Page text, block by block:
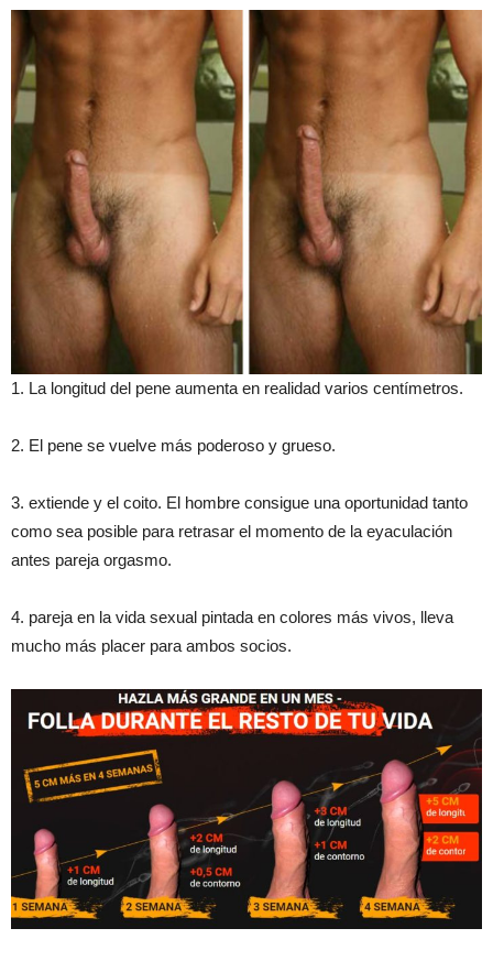
1. La longitud del pene aumenta en realidad varios centímetros.
2. El pene se vuelve más poderoso y grueso.
3. extiende y el coito. El hombre consigue una oportunidad tanto
como sea posible para retrasar el momento de la eyaculación
antes pareja orgasmo.
4. pareja en la vida sexual pintada en colores más vivos, lleva
mucho más placer para ambos socios.